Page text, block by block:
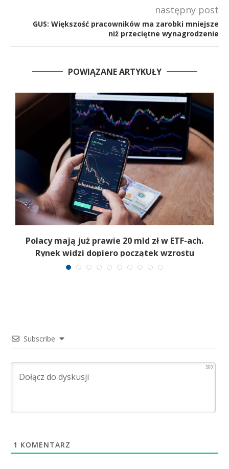
następny post
GUS: Większość pracowników ma zarobki mniejsze
niż przeciętne wynagrodzenie
POWIĄZANE ARTYKUŁY
Polacy mają już prawie 20 mld zł w ETF-ach.
Rynek widzi dopiero początek wzrostu
Subscribe
500
1 KOMENTARZ